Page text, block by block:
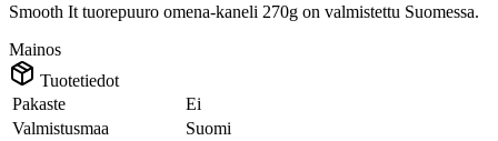
Smooth It tuorepuuro omena-kaneli 270g on valmistettu Suomessa.
Mainos
Tuotetiedot
Pakaste
Ei
Valmistusmaa
Suomi